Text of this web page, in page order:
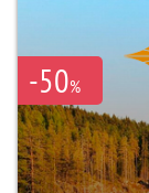
-50%